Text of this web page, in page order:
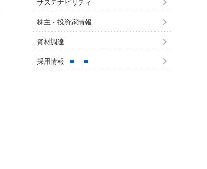
サステナビリティ
株主・投資家情報
資材調達
採用情報